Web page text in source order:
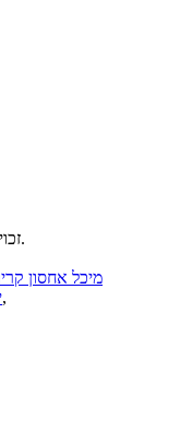
© זכויות יוצרים - 2010-2026: כל הזכויות שמורות.
מיכל אחסון
,